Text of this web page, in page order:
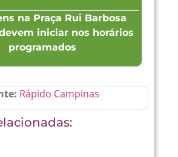
na Praça Rui Barbosa
iniciar nos horários
programados
Rápido Campinas